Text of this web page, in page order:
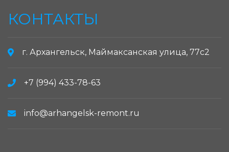
КОНТАКТЫ
г. Архангельск, Маймаксанская улица, 77с2
+7 (994) 433-78-63
info@arhangelsk-remont.ru